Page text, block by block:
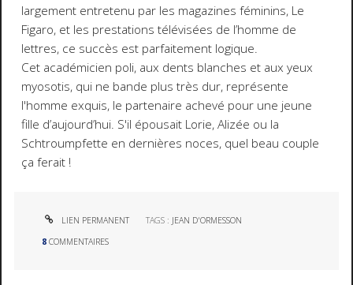
largement entretenu par les magazines féminins, Le
Figaro, et les prestations télévisées de l’homme de
lettres, ce succès est parfaitement logique.
Cet académicien poli, aux dents blanches et aux yeux
myosotis, qui ne bande plus très dur, représente
l'homme exquis, le partenaire achevé pour une jeune
fille d’aujourd’hui. S'il épousait Lorie, Alizée ou la
Schtroumpfette en dernières noces, quel beau couple
ça ferait !
LIEN PERMANENT TAGS : JEAN D'ORMESSON
8 COMMENTAIRES